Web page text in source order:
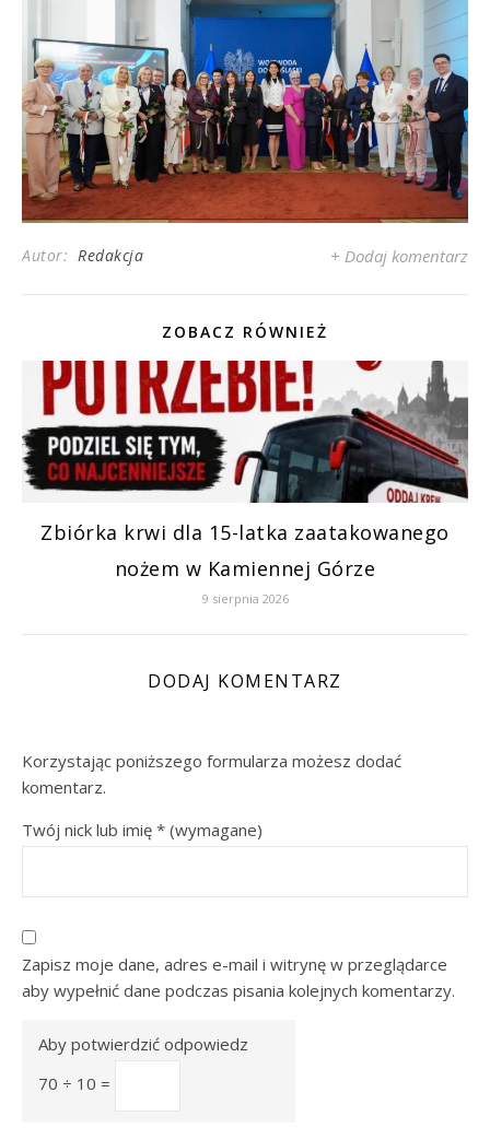
Autor: Redakcja + Dodaj komentarz
ZOBACZ RÓWNIEŻ
Zbiórka krwi dla 15-latka zaatakowanego
nożem w Kamiennej Górze
9 sierpnia 2026
DODAJ KOMENTARZ
Korzystając poniższego formularza możesz dodać
komentarz.
Twój nick lub imię * (wymagane)
Zapisz moje dane, adres e-mail i witrynę w przeglądarce
aby wypełnić dane podczas pisania kolejnych komentarzy.
Aby potwierdzić odpowiedz
70 ÷ 10 =